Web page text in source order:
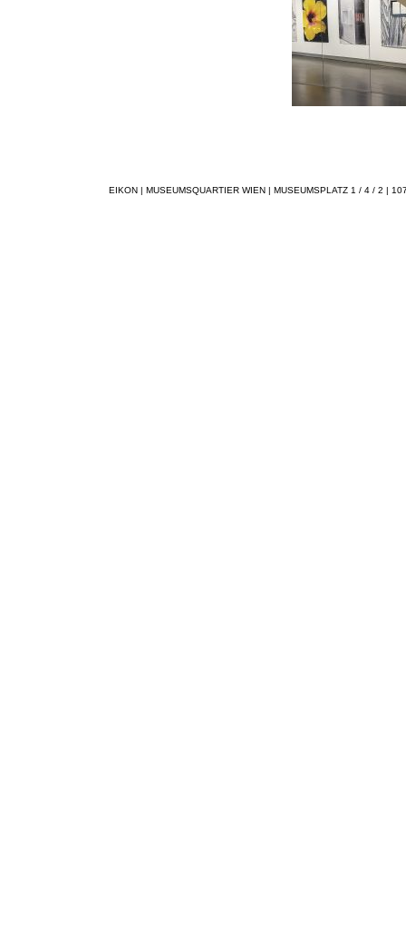
EIKON | MUSEUMSQUARTIER WIEN | MUSEUMSPLATZ 1 / 4 / 2 |